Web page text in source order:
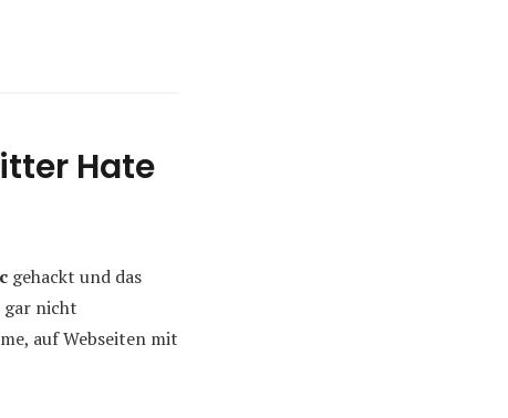
Hate
gehackt und das
gar nicht
auf Webseiten mit